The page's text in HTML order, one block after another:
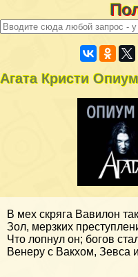
Агата Кристи
В мех скряга Вавилон
Зол, мерзких
Что лопнул он; богов
Венеру с Вакхом, Зевса